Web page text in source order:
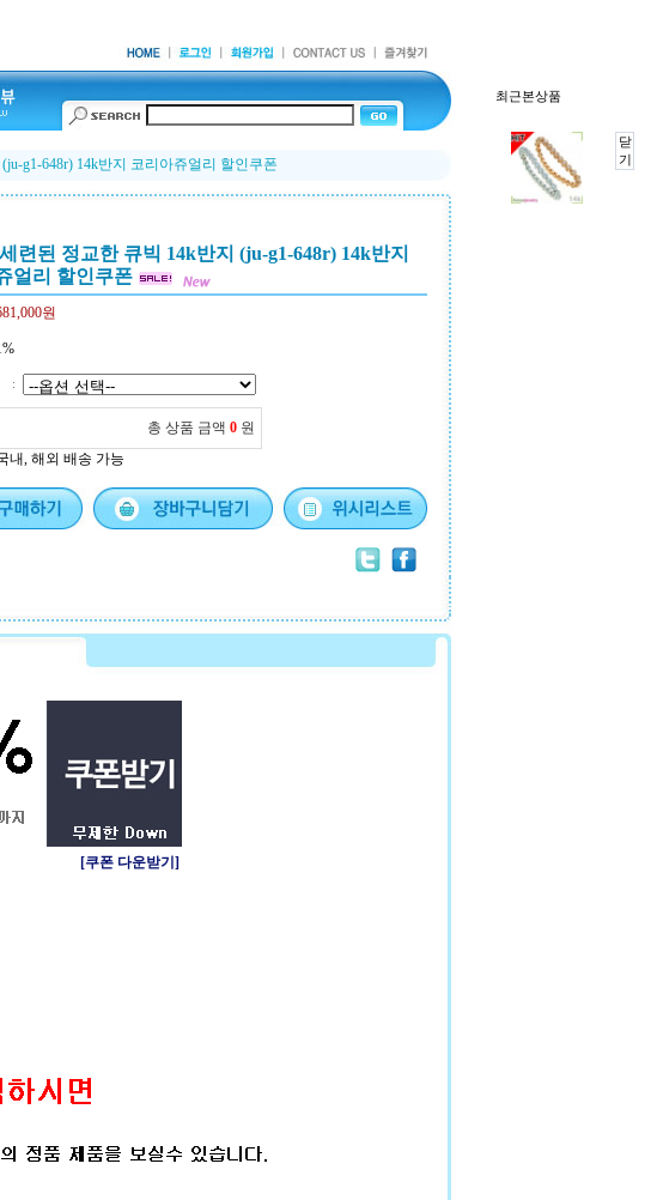
g1-648r) 14k반지 코리아쥬얼리 할인쿠폰
련된 정교한 큐빅 14k반지 (ju-g1-648r) 14k반지
얼리 할인쿠폰
원
:
총 상품 금액 0 원
내, 해외 배송 가능
[쿠폰 다운받기]
최근본상품
닫
기